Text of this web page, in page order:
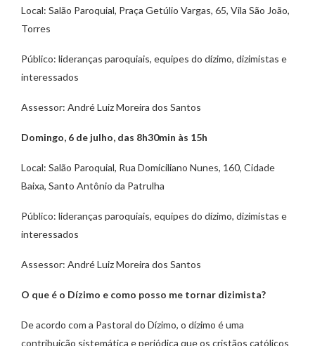
Local: Salão Paroquial, Praça Getúlio Vargas, 65, Vila São João,
Torres
Público: lideranças paroquiais, equipes do dízimo, dizimistas e
interessados
Assessor: André Luiz Moreira dos Santos
Domingo, 6 de julho, das 8h30min às 15h
Local: Salão Paroquial, Rua Domiciliano Nunes, 160, Cidade
Baixa, Santo Antônio da Patrulha
Público: lideranças paroquiais, equipes do dízimo, dizimistas e
interessados
Assessor: André Luiz Moreira dos Santos
O que é o Dízimo e como posso me tornar dizimista?
De acordo com a Pastoral do Dízimo, o dízimo é uma
contribuição sistemática e periódica que os cristãos católicos